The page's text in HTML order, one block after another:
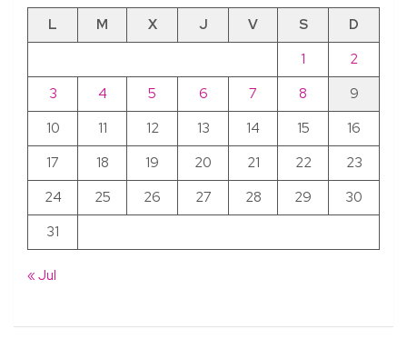
L
M X J V S
D
1
2
3
4 5 6 7 8
9
10
11 12 13 14 15
16
17
18 19 20 21 22
23
24
25 26 27 28 29
30
31
« Jul